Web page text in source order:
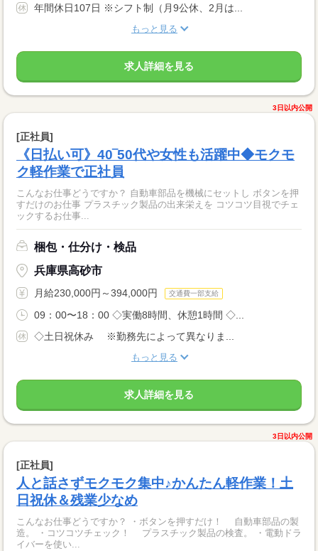
年間休日107日 ※シフト制（月9公休、2月は...
もっと見る
求人詳細を見る
3日以内公開
[正社員]
《日払い可》40‾50代や女性も活躍中◆モクモ
ク軽作業で正社員
こんなお仕事どうですか？ 自動車部品を機械にセットし ボタンを押
すだけのお仕事 プラスチック製品の出来栄えを コツコツ目視でチェ
ックするお仕事...
梱包・仕分け・検品
兵庫県高砂市
月給230,000円～394,000円 交通費一部支給
09：00〜18：00 ◇実働8時間、休憩1時間 ◇...
◇土日祝休み ※勤務先によって異なりま...
もっと見る
求人詳細を見る
3日以内公開
[正社員]
人と話さずモクモク集中♪かんたん軽作業！土
日祝休＆残業少なめ
こんなお仕事どうですか？ ・ボタンを押すだけ！ 自動車部品の製
造。 ・コツコツチェック！ プラスチック製品の検査。 ・電動ドラ
イバーを使い...